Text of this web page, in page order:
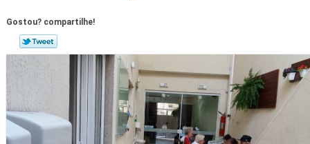
Gostou? compartilhe!